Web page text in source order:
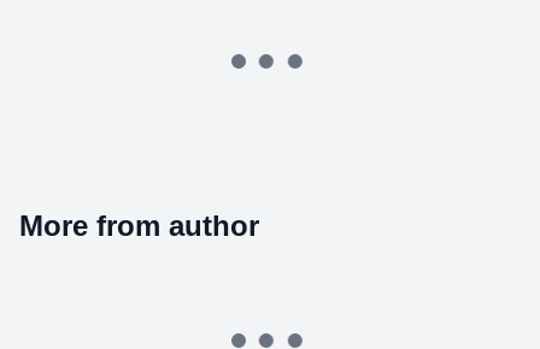
More from author